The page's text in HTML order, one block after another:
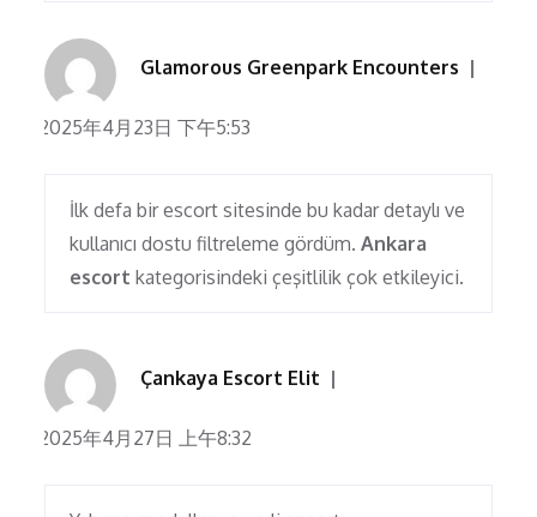
Glamorous Greenpark Encounters
2025年4月23日 下午5:53
İlk defa bir escort sitesinde bu kadar detaylı ve
kullanıcı dostu filtreleme gördüm.Ankara
escort kategorisindeki çeşitlilik çok etkileyici.
Çankaya Escort Elit
2025年4月27日 上午8:32